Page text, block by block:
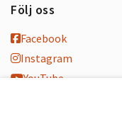
Följ oss
Facebook
Instagram
YouTube